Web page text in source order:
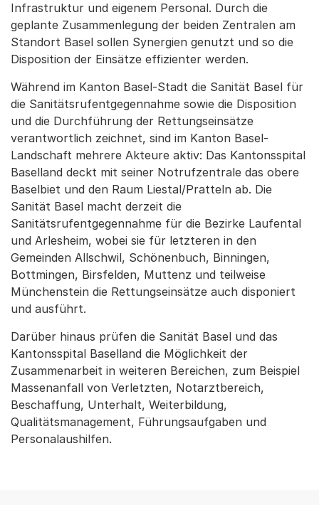
Infrastruktur und eigenem Personal. Durch die
geplante Zusammenlegung der beiden Zentralen am
Standort Basel sollen Synergien genutzt und so die
Disposition der Einsätze effizienter werden.
Während im Kanton Basel-Stadt die Sanität Basel für
die Sanitätsrufentgegennahme sowie die Disposition
und die Durchführung der Rettungseinsätze
verantwortlich zeichnet, sind im Kanton Basel-
Landschaft mehrere Akteure aktiv: Das Kantonsspital
Baselland deckt mit seiner Notrufzentrale das obere
Baselbiet und den Raum Liestal/Pratteln ab. Die
Sanität Basel macht derzeit die
Sanitätsrufentgegennahme für die Bezirke Laufental
und Arlesheim, wobei sie für letzteren in den
Gemeinden Allschwil, Schönenbuch, Binningen,
Bottmingen, Birsfelden, Muttenz und teilweise
Münchenstein die Rettungseinsätze auch disponiert
und ausführt.
Darüber hinaus prüfen die Sanität Basel und das
Kantonsspital Baselland die Möglichkeit der
Zusammenarbeit in weiteren Bereichen, zum Beispiel
Massenanfall von Verletzten, Notarztbereich,
Beschaffung, Unterhalt, Weiterbildung,
Qualitätsmanagement, Führungsaufgaben und
Personalaushilfen.